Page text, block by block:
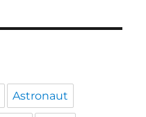
Astronaut